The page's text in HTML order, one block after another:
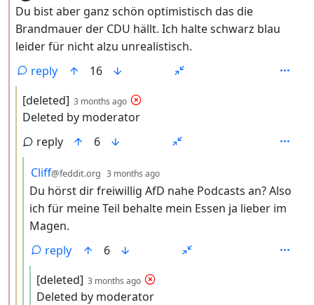
Du bist aber ganz schön optimistisch das die
Brandmauer der CDU hällt. Ich halte schwarz blau
leider für nicht alzu unrealistisch.
reply
16
by
[deleted] 3 months ago depth: 3
Deleted by moderator
reply
6
by
Cliff@feddit.org 3 months ago
Du hörst dir freiwillig AfD nahe Podcasts an? Also
ich für meine Teil behalte mein Essen ja lieber im
Magen.
reply
6
by
[deleted] 3 months ago depth: 5
Deleted by moderator